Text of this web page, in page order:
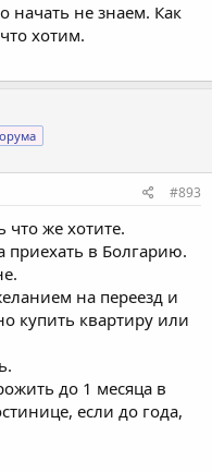
начать не знаем. Как
хотим.
#893
что же хотите.
приехать в Болгарию.
на переезд и
купить квартиру или
до 1 месяца в
если до года,